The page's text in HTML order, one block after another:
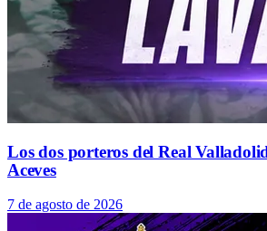
Los dos porteros del Real
Aceves
7 de agosto de 2026